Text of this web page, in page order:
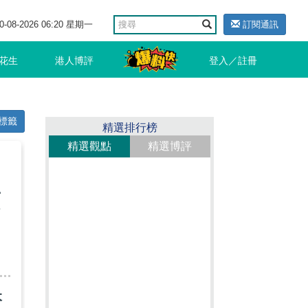
08-2026 06:20 星期一 訂閱通訊
生 港人博評 登入／註冊
籤
精選排行榜
精選觀點
精選博評